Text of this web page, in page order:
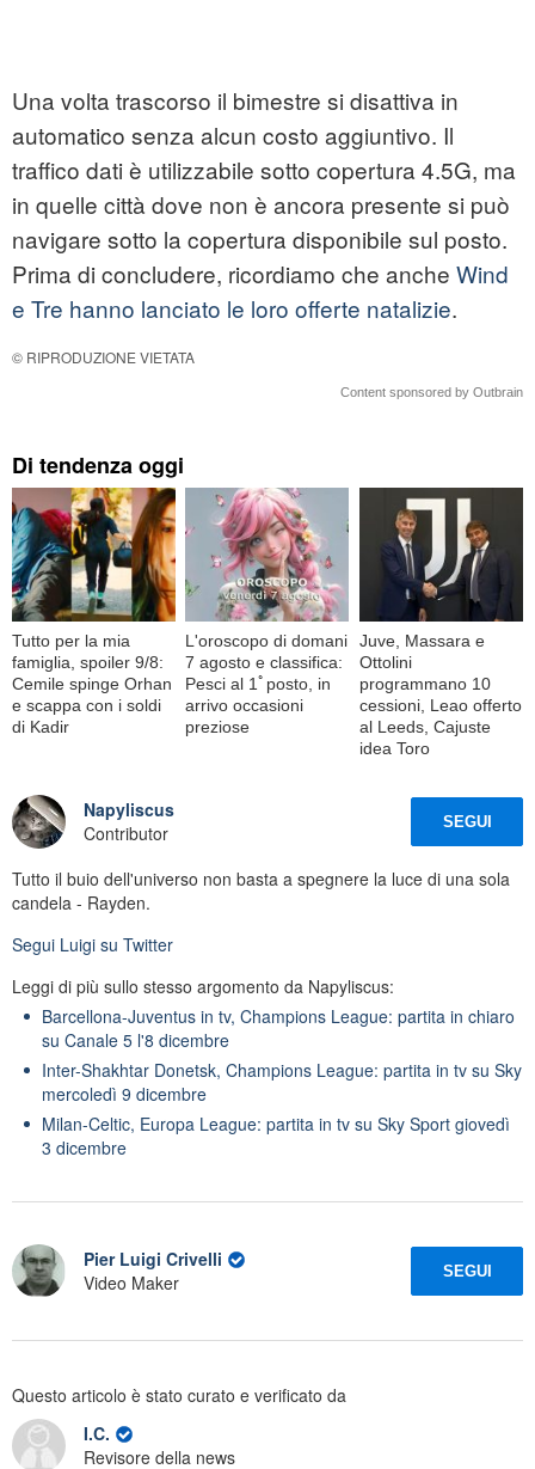
Una volta trascorso il bimestre si disattiva in
automatico senza alcun costo aggiuntivo. Il
traffico dati è utilizzabile sotto copertura 4.5G, ma
in quelle città dove non è ancora presente si può
navigare sotto la copertura disponibile sul posto.
Prima di concludere, ricordiamo che anche Wind
e Tre hanno lanciato le loro offerte natalizie.
© RIPRODUZIONE VIETATA
Content sponsored by Outbrain
Di tendenza oggi
Tutto per la mia
famiglia, spoiler 9/8:
Cemile spinge Orhan
e scappa con i soldi
di Kadir
L'oroscopo di domani
7 agosto e classifica:
Pesci al 1ﾟposto, in
arrivo occasioni
preziose
Juve, Massara e
Ottolini
programmano 10
cessioni, Leao offerto
al Leeds, Cajuste
idea Toro
Napyliscus
Contributor
SEGUI
Tutto il buio dell'universo non basta a spegnere la luce di una sola
candela - Rayden.
Segui Luigi su Twitter
Leggi di più sullo stesso argomento da Napyliscus:
Barcellona-Juventus in tv, Champions League: partita in chiaro
su Canale 5 l'8 dicembre
Inter-Shakhtar Donetsk, Champions League: partita in tv su Sky
mercoledì 9 dicembre
Milan-Celtic, Europa League: partita in tv su Sky Sport giovedì
3 dicembre
Pier Luigi Crivelli
Video Maker
SEGUI
Questo articolo è stato curato e verificato da
I.C.
Revisore della news